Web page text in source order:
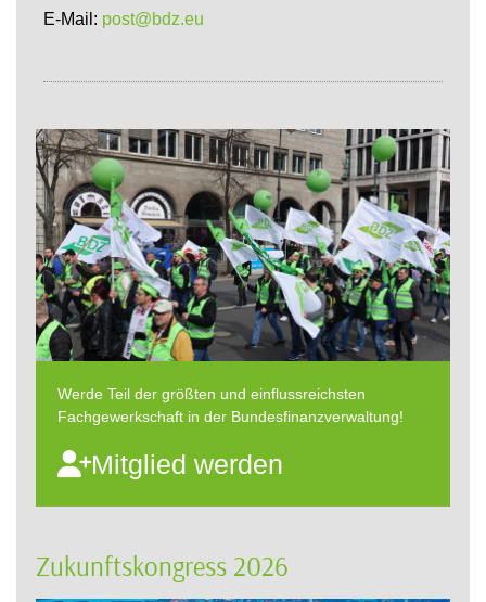
E-Mail: post@bdz.eu
Werde Teil der größten und einflussreichsten
Fachgewerkschaft in der Bundesfinanzverwaltung!
Mitglied werden
Zukunftskongress 2026